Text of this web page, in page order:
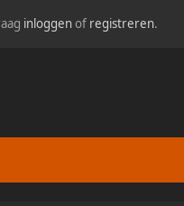
inloggenof registreren.